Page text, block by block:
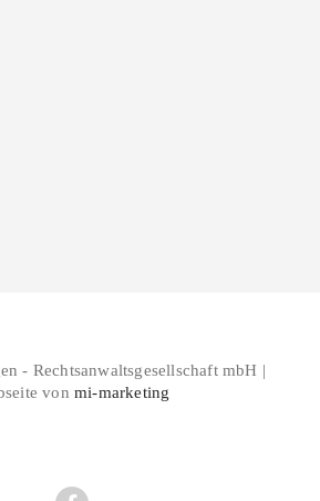
- Rechtsanwaltsgesellschaft mbH |
vonmi-marketing